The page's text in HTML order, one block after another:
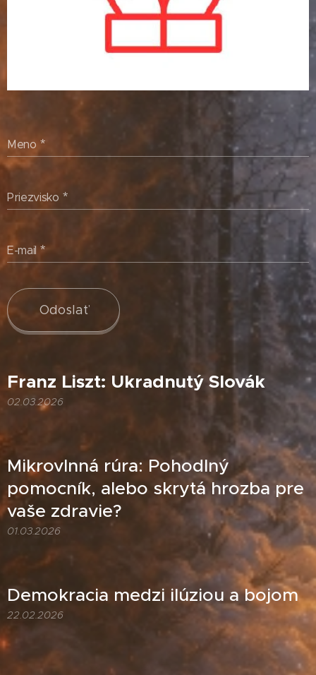
Meno
Priezvisko
E-mail
Odoslať
Franz Liszt: Ukradnutý Slovák
02.03.2026
Mikrovlnná rúra: Pohodlný
pomocník, alebo skrytá hrozba pre
vaše zdravie?
01.03.2026
Demokracia medzi ilúziou a bojom
22.02.2026